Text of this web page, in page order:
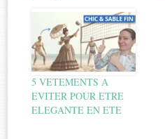
5 VETEMENTS A
EVITER POUR ETRE
ELEGANTE EN ETE